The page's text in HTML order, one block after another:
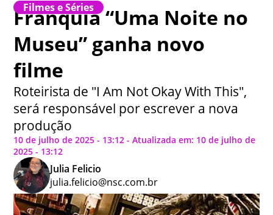
Filmes e Séries
Franquia “Uma Noite no
Museu” ganha novo
filme
Roteirista de "I Am Not Okay With This",
será responsável por escrever a nova
produção
10 de julho de 2025 - 13:12 - Atualizada em: 10 de julho de
2025 - 13:12
Julia Felicio
julia.felicio@nsc.com.br